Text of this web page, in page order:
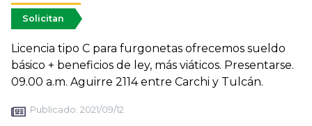
Solicitan
Licencia tipo C para furgonetas ofrecemos sueldo
básico + beneficios de ley, más viáticos. Presentarse.
09.00 a.m. Aguirre 2114 entre Carchi y Tulcán.
Publicado: 2021/09/12